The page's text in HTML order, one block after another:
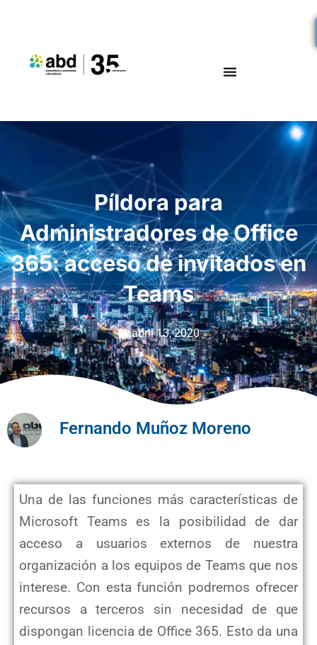
Píldora para
Administradores de Office
365: acceso de invitados en
Teams
abril 13, 2020
Fernando Muñoz Moreno
Una de las funciones más características de
Microsoft Teams es la posibilidad de dar
acceso a usuarios externos de nuestra
organización a los equipos de Teams que nos
interese. Con esta función podremos ofrecer
recursos a terceros sin necesidad de que
dispongan licencia de Office 365. Esto da una